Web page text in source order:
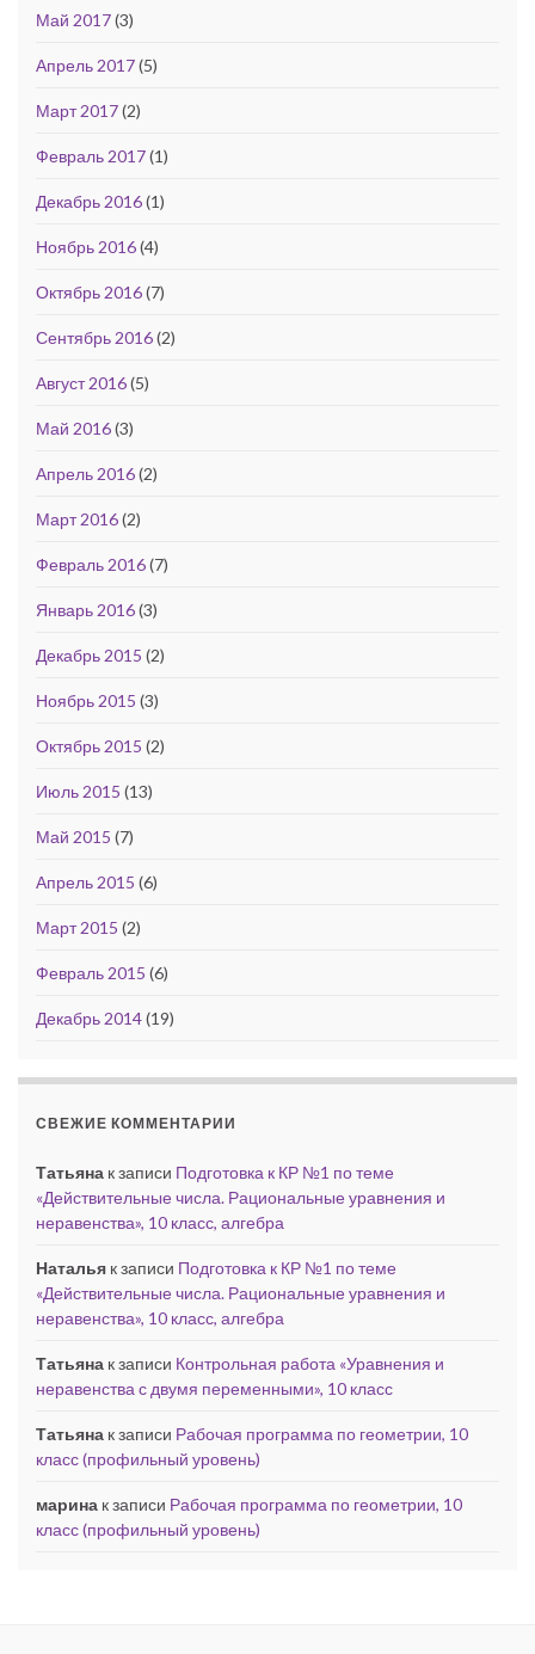
Май 2017(3)
Апрель 2017(5)
Март 2017(2)
Февраль 2017(1)
Декабрь 2016(1)
Ноябрь 2016(4)
Октябрь 2016(7)
Сентябрь 2016(2)
Август 2016(5)
Май 2016(3)
Апрель 2016(2)
Март 2016(2)
Февраль 2016(7)
Январь 2016(3)
Декабрь 2015 (2)
Ноябрь 2015 (3)
Октябрь 2015 (2)
Июль 2015 (13)
Май 2015 (7)
Апрель 2015 (6)
Март 2015 (2)
Февраль 2015 (6)
Декабрь 2014(19)
СВЕЖИЕ КОММЕНТАРИИ
Татьяна к записи Подготовка к КР №1 по теме
«Действительные числа. Рациональные уравнения и
неравенства», 10 класс, алгебра
Наталья к записи Подготовка к КР №1 по теме
«Действительные числа. Рациональные уравнения и
неравенства», 10 класс, алгебра
Татьяна к записи Контрольная работа «Уравнения и
неравенства с двумя переменными», 10 класс
Татьяна к записи Рабочая программа по геометрии, 10
класс (профильный уровень)
марина к записи Рабочая программа по геометрии, 10
класс (профильный уровень)